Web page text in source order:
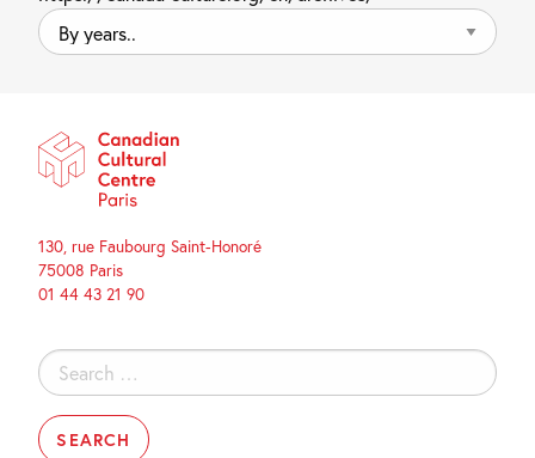
By
years..
130, rue Faubourg Saint-Honoré
75008 Paris
01 44 43 21 90
Search
for: